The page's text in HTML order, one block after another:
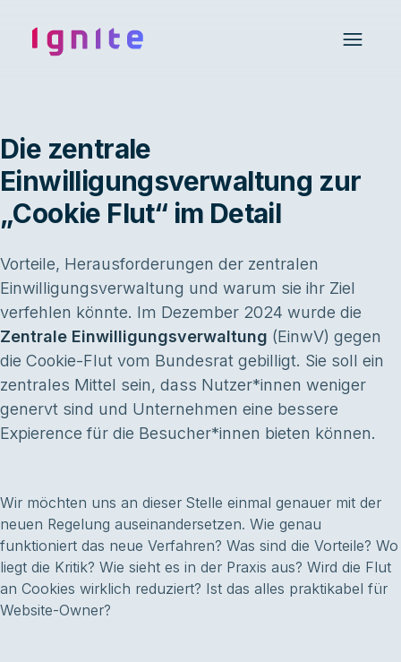
Ignite • Video Experience Cloud
Open
Die zentrale
Einwilligungsverwaltung zur
„Cookie Flut“ im Detail
Vorteile, Herausforderungen der zentralen
Einwilligungsverwaltung und warum sie ihr Ziel
verfehlen könnte. Im Dezember 2024 wurde die
Zentrale Einwilligungsverwaltung (EinwV) gegen
die Cookie-Flut vom Bundesrat gebilligt. Sie soll ein
zentrales Mittel sein, dass Nutzer*innen weniger
genervt sind und Unternehmen eine bessere
Expierence für die Besucher*innen bieten können.
Wir möchten uns an dieser Stelle einmal genauer mit der
neuen Regelung auseinandersetzen. Wie genau
funktioniert das neue Verfahren? Was sind die Vorteile? Wo
liegt die Kritik? Wie sieht es in der Praxis aus? Wird die Flut
an Cookies wirklich reduziert? Ist das alles praktikabel für
Website-Owner?